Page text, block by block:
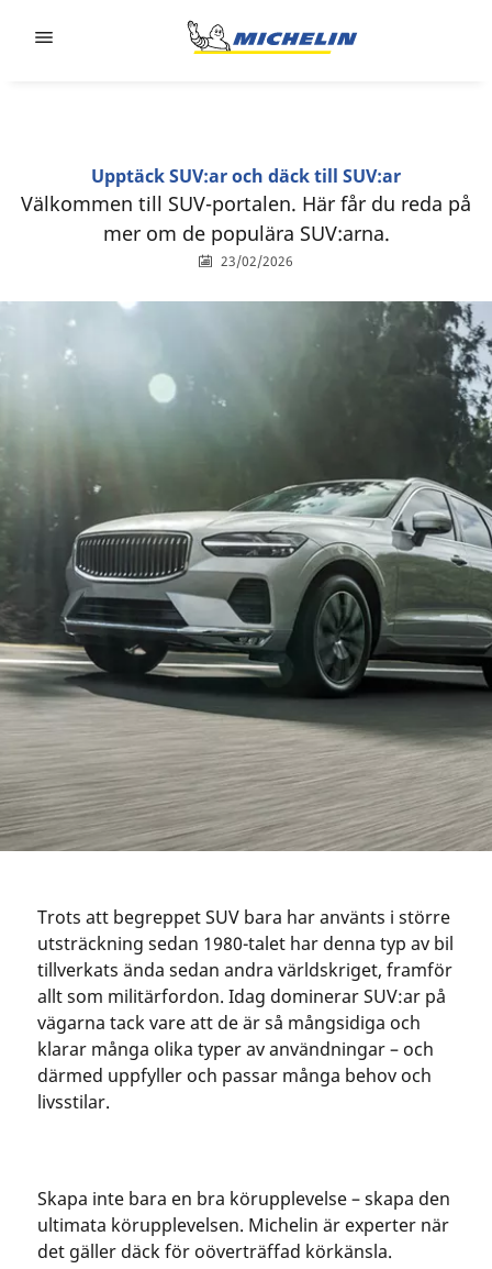
Upptäck SUV:ar och däck till SUV:ar
Välkommen till SUV-portalen. Här får du reda på
mer om de populära SUV:arna.
23/02/2026
Trots att begreppet SUV bara har använts i större
utsträckning sedan 1980-talet har denna typ av bil
tillverkats ända sedan andra världskriget, framför
allt som militärfordon. Idag dominerar SUV:ar på
vägarna tack vare att de är så mångsidiga och
klarar många olika typer av användningar – och
därmed uppfyller och passar många behov och
livsstilar.
Skapa inte bara en bra körupplevelse – skapa den
ultimata körupplevelsen. Michelin är experter när
det gäller däck för oöverträffad körkänsla.